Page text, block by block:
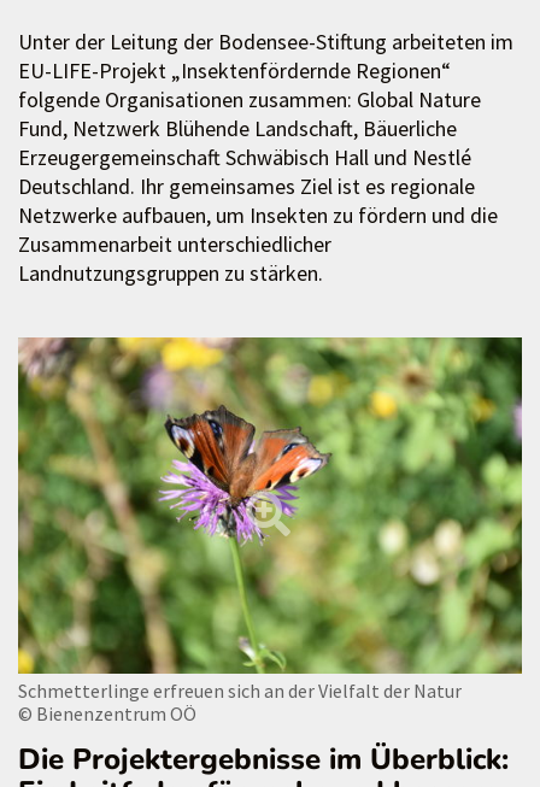
Unter der Leitung der Bodensee-Stiftung arbeiteten im
EU-LIFE-Projekt „Insektenfördernde Regionen“
folgende Organisationen zusammen: Global Nature
Fund, Netzwerk Blühende Landschaft, Bäuerliche
Erzeugergemeinschaft Schwäbisch Hall und Nestlé
Deutschland. Ihr gemeinsames Ziel ist es regionale
Netzwerke aufbauen, um Insekten zu fördern und die
Zusammenarbeit unterschiedlicher
Landnutzungsgruppen zu stärken.
Schmetterlinge erfreuen sich an der Vielfalt der Natur
© Bienenzentrum OÖ
Die Projektergebnisse im Überblick: